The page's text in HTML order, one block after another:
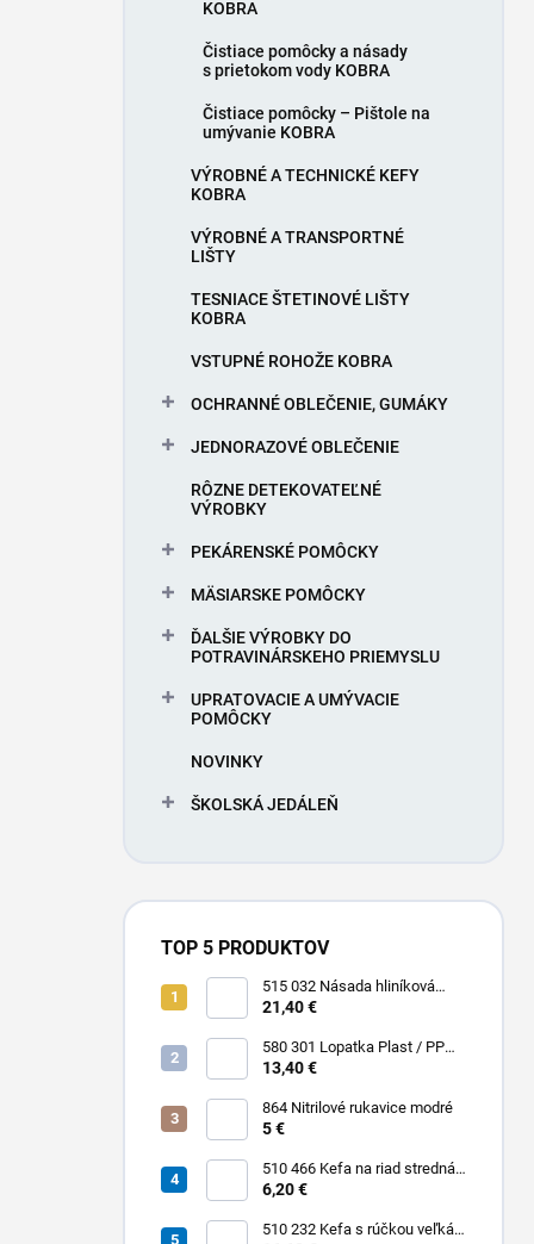
KOBRA
Čistiace pomôcky a násady
s prietokom vody KOBRA
Čistiace pomôcky – Pištole na
umývanie KOBRA
VÝROBNÉ A TECHNICKÉ KEFY
KOBRA
VÝROBNÉ A TRANSPORTNÉ
LIŠTY
TESNIACE ŠTETINOVÉ LIŠTY
KOBRA
VSTUPNÉ ROHOŽE KOBRA
OCHRANNÉ OBLEČENIE, GUMÁKY
JEDNORAZOVÉ OBLEČENIE
RÔZNE DETEKOVATEĽNÉ
VÝROBKY
PEKÁRENSKÉ POMÔCKY
MÄSIARSKE POMÔCKY
ĎALŠIE VÝROBKY DO
POTRAVINÁRSKEHO PRIEMYSLU
UPRATOVACIE A UMÝVACIE
POMÔCKY
NOVINKY
ŠKOLSKÁ JEDÁLEŇ
TOP 5 PRODUKTOV
515 032 Násada hliníková
Hliník + Plast / PP 1500 x Ø 25
21,40 €
580 301 Lopatka Plast / PP
310 x 185 / 310 mm
13,40 €
864 Nitrilové rukavice modré
5 €
510 466 Kefa na riad stredná
PBT 0,30 x 25 mm hladká 225
6,20 €
510 232 Kefa s rúčkou veľká